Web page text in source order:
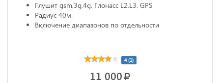
Глушит gsm,3g,4g, Глонасс L2,L3, GPS
Радиус 40м.
Включение диапазонов по отдельности
4 (1)
11 000